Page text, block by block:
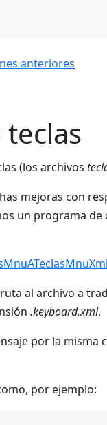
anteriores
(los archivos
mejoras con
un programa de
al archivo a
.keyboard.xml.
por la misma
por ejemplo: